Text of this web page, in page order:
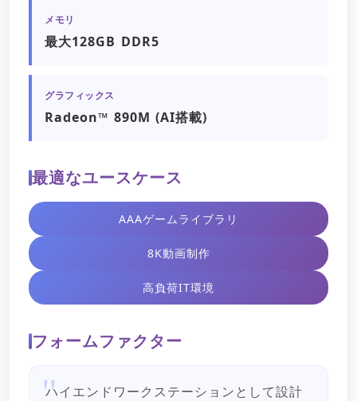
メモリ
最大128GB DDR5
グラフィックス
Radeon™ 890M (AI搭載)
最適なユースケース
AAAゲームライブラリ
8K動画制作
高負荷IT環境
フォームファクター
ハイエンドワークステーションとして設計